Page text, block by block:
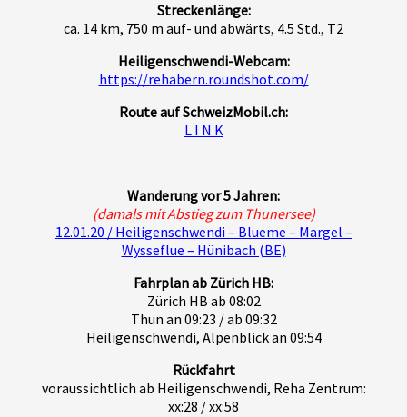
Streckenlänge:
ca. 14 km, 750 m auf- und abwärts, 4.5 Std., T2
Heiligenschwendi-Webcam:
https://rehabern.roundshot.com/
Route auf SchweizMobil.ch:
L I N K
Wanderung vor 5 Jahren:
(damals mit Abstieg zum Thunersee)
12.01.20 / Heiligenschwendi – Blueme – Margel –
Wysseflue – Hünibach (BE)
Fahrplan ab Zürich HB:
Zürich HB ab 08:02
Thun an 09:23 / ab 09:32
Heiligenschwendi, Alpenblick an 09:54
Rückfahrt
voraussichtlich ab Heiligenschwendi, Reha Zentrum:
xx:28 / xx:58